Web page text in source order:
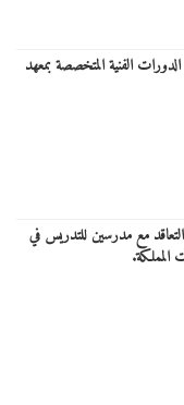
الفنية المتخصصة بمعهد
مع مدرسين للتدريس في
المملكة.